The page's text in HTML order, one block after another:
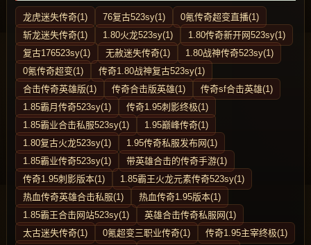
龙虎迷失传奇(1) 76复古523sy(1)
0氪传奇超变直播(1)
斩龙迷失传奇(1)
1.80火龙523sy(1)
1.80传奇新开网523sy(1)
复古176523sy(1)
无赦迷失传奇(1)
1.80战神传奇523sy(1)
0氪传奇超变(1)
传奇1.80战神复古523sy(1)
合击传奇英雄版(1)
传奇合击版英雄(1)
传奇sf合击英雄(1)
1.85霸月传奇523sy(1)
传奇1.95刺影终极(1)
1.85霸业合击私服523sy(1)
1.95巅峰传奇(1)
1.80复古火龙523sy(1)
1.95传奇私服发布网(1)
1.85霸业传奇523sy(1)
带英雄合击的传奇手游(1)
传奇1.95刺影版本(1)
1.85霸王火龙元素传奇523sy(1)
热血传奇英雄合击私服(1)
热血传奇1.95版本(1)
1.85霸王合击网站523sy(1)
英雄合击传奇私服网(1)
太古迷失传奇(1)
0氪超变三职业传奇(1)
传奇1.95主宰终极(1)